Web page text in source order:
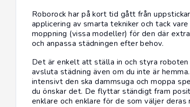
Roborock har på kort tid gått från
applicering av smarta tekniker och tack
moppning (vissa modeller) för den där
och anpassa städningen efter behov.
Det är enkelt att ställa in och styra roboten
avsluta städning även om du inte är
intensivt den ska dammsuga och moppa
du önskar det. De flyttar ständigt fram
enklare och enklare för de som väljer